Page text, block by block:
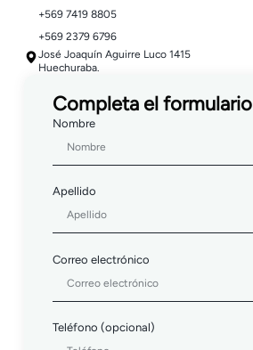
+569 7419 8805
+569 2379 6796
José Joaquín Aguirre Luco 1415
Huechuraba.
Completa el formulario
Nombre
Apellido
Correo electrónico
Teléfono (opcional)